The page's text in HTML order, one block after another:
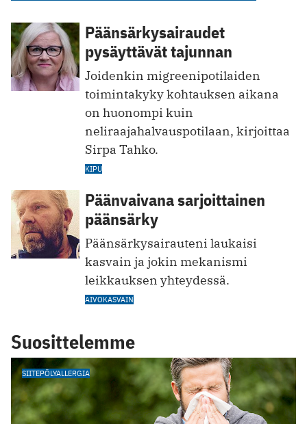
Päänsärkysairaudet
pysäyttävät tajunnan
Joidenkin migreenipotilaiden
toimintakyky kohtauksen aikana
on huonompi kuin
neliraajahalvauspotilaan, kirjoittaa
Sirpa Tahko.
KIPU
Päänvaivana sarjoittainen
päänsärky
Päänsärkysairauteni laukaisi
kasvain ja jokin mekanismi
leikkauksen yhteydessä.
AIVOKASVAIN
Suosittelemme
SIITEPÖLYALLERGIA